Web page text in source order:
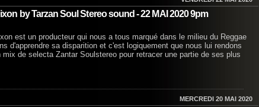
by Tarzan Soul Stereo sound - 22 MAI 2020 9pm
est un producteur qui nous a tous marqué dans le milieu du Reggae
d'apprendre sa disparition et c'est logiquement que nous lui rendons
mix de selecta Zantar Soulstereo pour retracer une partie de ses plus
MERCREDI 20 MAI 2020